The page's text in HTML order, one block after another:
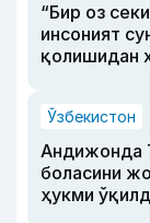
“Бир оз
инсоният
қолишидан
Ўзбекистон
Андижонда
боласини
ҳукми